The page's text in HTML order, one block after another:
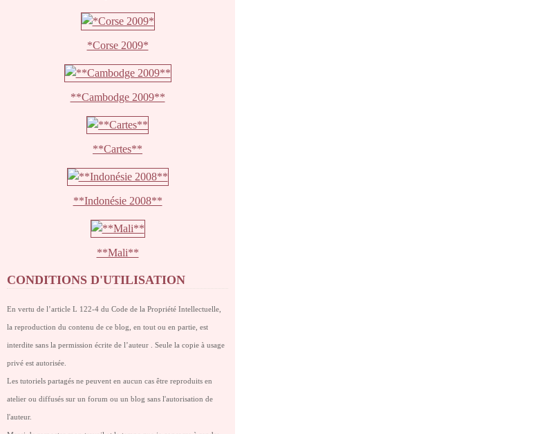
*Corse 2009*
**Cambodge 2009**
**Cartes**
**Indonésie 2008**
**Mali**
CONDITIONS D'UTILISATION
En vertu de l’article L 122-4 du Code de la Propriété Intellectuelle,
la reproduction du contenu de ce blog, en tout ou en partie, est
interdite sans la permission écrite de l’auteur . Seule la copie à usage
privé est autorisée.
Les tutoriels partagés ne peuvent en aucun cas être reproduits en
atelier ou diffusés sur un forum ou un blog sans l'autorisation de
l'auteur.